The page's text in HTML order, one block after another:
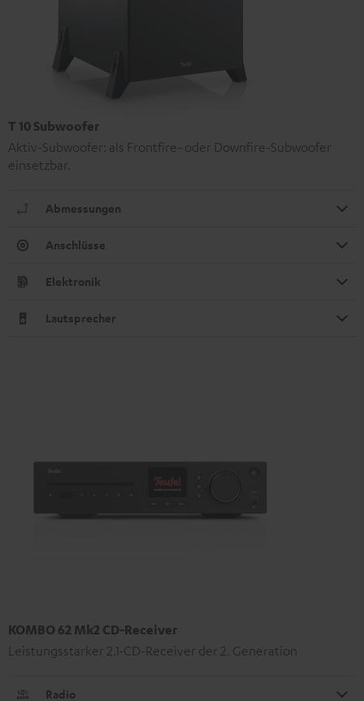
T 10 Subwoofer
Aktiv-Subwoofer: als Frontfire- oder Downfire-Subwoofer
einsetzbar.
Abmessungen
Anschlüsse
Elektronik
Lautsprecher
KOMBO 62 Mk2 CD-Receiver
Leistungsstarker 2.1-CD-Receiver der 2. Generation
Radio